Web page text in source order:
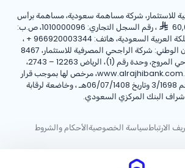
للاستثمار، شركة مساهمة سعودية، مساهمة برأس
، رقم السجل التجاري: 1010000096، ص.ب:
+ 966920003344 ،
8001244455 العنوان الوطني: شركة الراجحي المصرفية للاستثمار، 8467
طريق الملك فهد – حي المروج، وحدة رقم (1)، الرياض 12263 – 2743،
الموقع الإلكتروني: www.alrajhibank.com.sa، مرخص لها بموجب قرار
معالي وزير المالية رقم 3/1698 وتاريخ 06/07/1408هـ ، وخاضعة لرقابة
البنك المركزي السعودي.
الارتباطسياسة الخصوصيةالأحكام والشروط